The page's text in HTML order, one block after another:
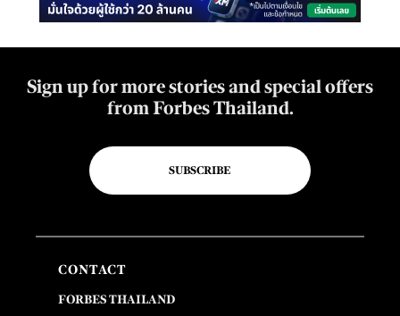
Sign up for more stories and special offers
from Forbes Thailand.
SUBSCRIBE
CONTACT
FORBES THAILAND